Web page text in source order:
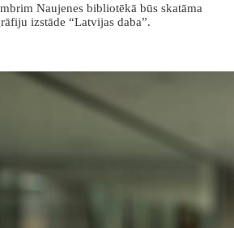
Naujenes bibliotēkā būs skatāma
izstāde “Latvijas daba”.